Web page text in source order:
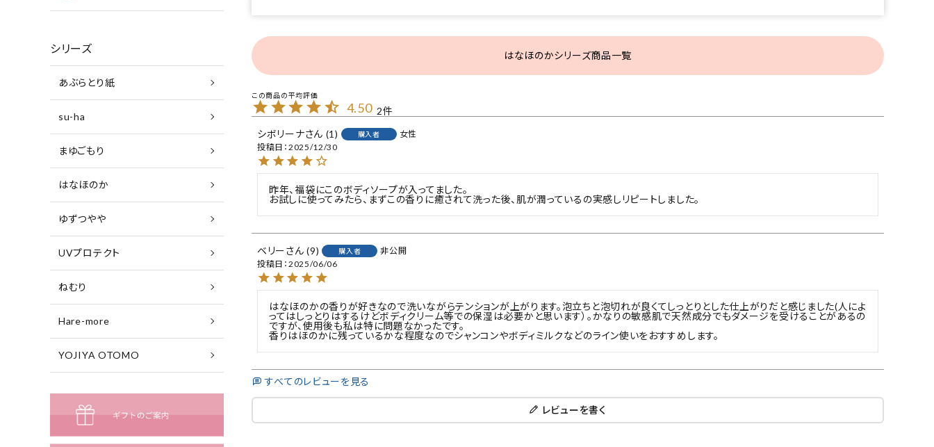
シリーズ
あぶらとり紙
su-ha
まゆごもり
はなほのか
ゆずつやや
UVプロテクト
ねむり
Hare-more
YOJIYA OTOMO
はなほのかシリーズ商品一覧
4.50 2
シボリーナ
1 購入者
女性
投稿日 2025/12/30
昨年、福袋にこのボディソープが入ってました。
お試しに使ってみたら、まずこの香りに癒されて洗った後、肌が潤っているの実感しリピートしました。
ベリー 9 購入者
非公開
投稿日 2025/06/06
はなほのかの香りが好きなので洗いながらテンションが上がります。泡立ちと泡切れが良くてしっとりとした仕上がりだと感じました(人によ
ってはしっとりはするけどボディクリーム等での保湿は必要かと思います）。かなりの敏感肌で天然成分でもダメージを受けることがあるの
ですが、使用後も私は特に問題なかったです。
香りはほのかに残っているかな程度なのでシャンコンやボディミルクなどのライン使いをおすすめします。
すべてのレビューを見る
レビューを書く